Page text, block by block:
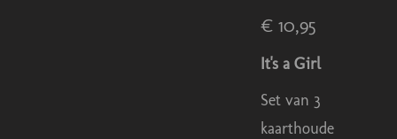
€ 10,95
It's a Girl
Set van 3
kaarthoude